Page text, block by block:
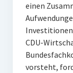
einen
Investitionen
CDU-
vorsteht,